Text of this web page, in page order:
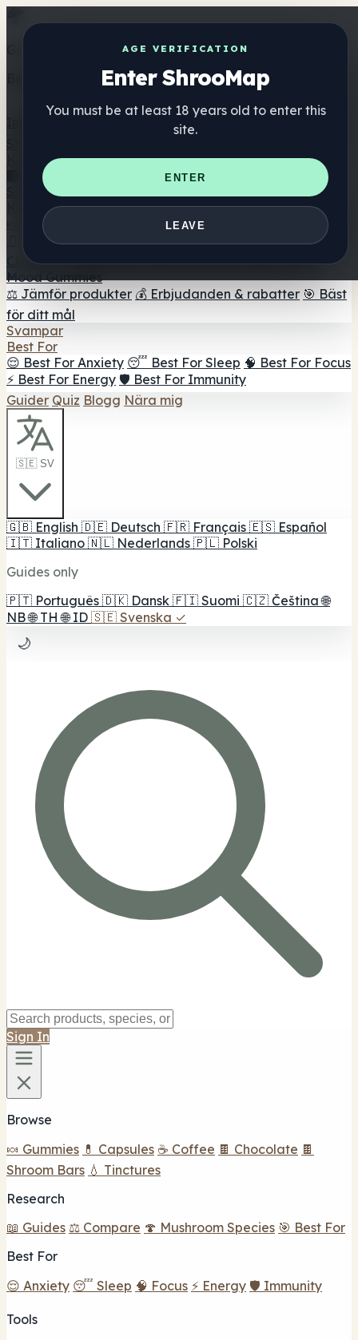
AGE VERIFICATION
Enter ShrooMap
You must be at least 18 years old to enter this
site.
ENTER
LEAVE
Get the ShrooMap app
Better than mobile web — one tap away
Katalog
🏢 Katalog över varumärken 📍 Hitta huvudbutik
Smartshop Finder
Kosttillskott
🍬 Svamp Gummies
💊 Svampkapslar
💧 Svamptinkturer
🫙 Pulver av svamp ☕ Mushroom kaffe 🍫 Svamp
Choklad 💨 Mushroom Vapes 🍫 Shroom Bar Hub 😌
Mood Gummies
⚖️ Jämför produkter 💰 Erbjudanden & rabatter 🎯 Bäst
för ditt mål
Svampar
Best For
😌 Best For Anxiety 😴 Best For Sleep 🧠 Best For Focus
⚡ Best For Energy 🛡️ Best For Immunity
Guider Quiz Blogg Nära mig
🇸🇪 SV
🇬🇧 English 🇩🇪 Deutsch 🇫🇷 Français 🇪🇸 Español
🇮🇹 Italiano 🇳🇱 Nederlands 🇵🇱 Polski
Guides only
🇵🇹 Português 🇩🇰 Dansk 🇫🇮 Suomi 🇨🇿 Čeština 🌐
NB 🌐 TH 🌐 ID 🇸🇪 Svenska ✓
🌙
Sign In
Browse
🍬 Gummies 💊 Capsules ☕ Coffee 🍫 Chocolate 🍫
Shroom Bars 💧 Tinctures
Research
📖 Guides ⚖️ Compare 🍄 Mushroom Species 🎯 Best For
Best For
😌 Anxiety 😴 Sleep 🧠 Focus ⚡ Energy 🛡️ Immunity
Tools